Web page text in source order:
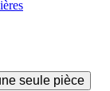
seule pièce